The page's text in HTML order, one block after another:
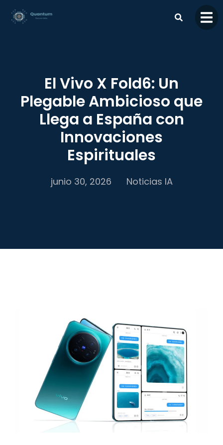
contenido
El Vivo X Fold6: Un
Plegable Ambicioso que
Llega a España con
Innovaciones
Espirituales
junio 30, 2026 Noticias IA